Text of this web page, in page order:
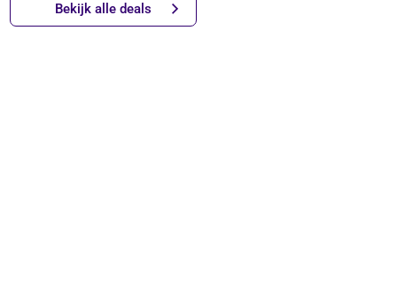
Bekijk alle deals